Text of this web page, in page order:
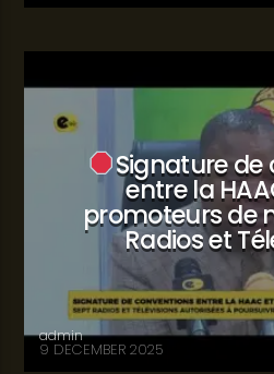
Signature
entre la
promoteurs de
Radios et
admin
9 DECEMBER 2025